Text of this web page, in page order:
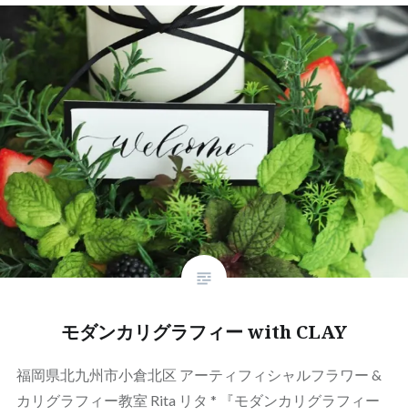
モダンカリグラフィー with CLAY
福岡県北九州市小倉北区 アーティフィシャルフラワー &
カリグラフィー教室 Rita リタ * 『モダンカリグラフィー